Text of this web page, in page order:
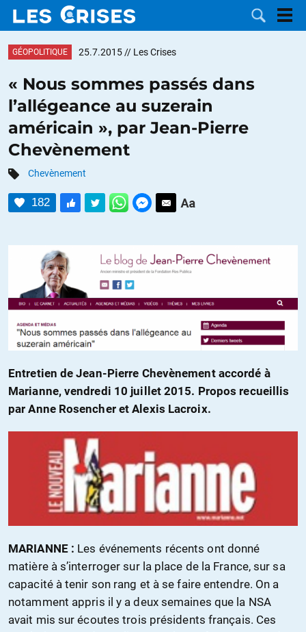
DOSSIERS
CATÉGORIES
CONTACTER
FAIRE UN
GÉOPOLITIQUE 25.7.2015 // Les Crises
« Nous sommes passés dans
l’allégeance au suzerain
américain », par Jean-Pierre
Chevènement
Chevènement
182
Entretien de Jean-Pierre Chevènement accordé à
Marianne, vendredi 10 juillet 2015. Propos recueillis
par Anne Rosencher et Alexis Lacroix.
MARIANNE : Les événements récents ont donné
matière à s’interroger sur la place de la France, sur sa
capacité à tenir son rang et à se faire entendre. On a
notamment appris il y a deux semaines que la NSA
avait mis sur écoutes trois présidents français. Ces